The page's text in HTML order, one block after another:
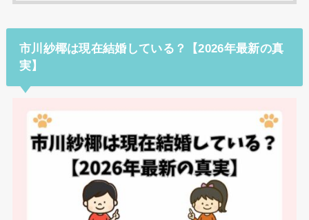
市川紗椰は現在結婚している？【2026年最新の真
実】